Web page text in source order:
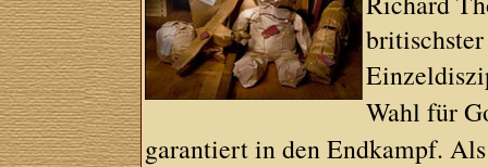
Wahl für
garantiert in den Endkampf.